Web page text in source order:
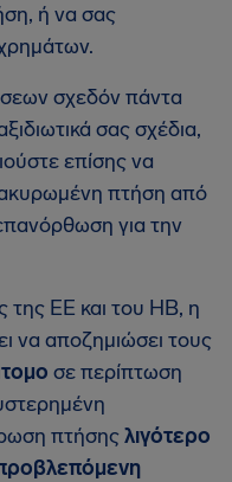
ή να σας
σχεδόν πάντα
σας σχέδια,
επίσης να
ακυρωμένη πτήση από
για την
της ΕΕ και του ΗΒ, η
να αποζημιώσει τους
σε περίπτωση
πτήσηςλιγότερο